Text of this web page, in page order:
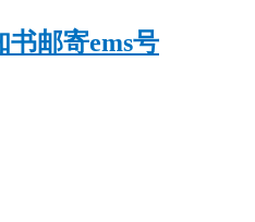
书邮寄ems号